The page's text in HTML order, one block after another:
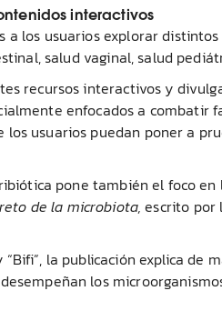
interactivos
a los usuarios explorar
salud vaginal, salud
recursos interactivos y
enfocados a combatir
usuarios puedan poner a
pone también el foco
de la microbiota, escrito por
la publicación explica
los